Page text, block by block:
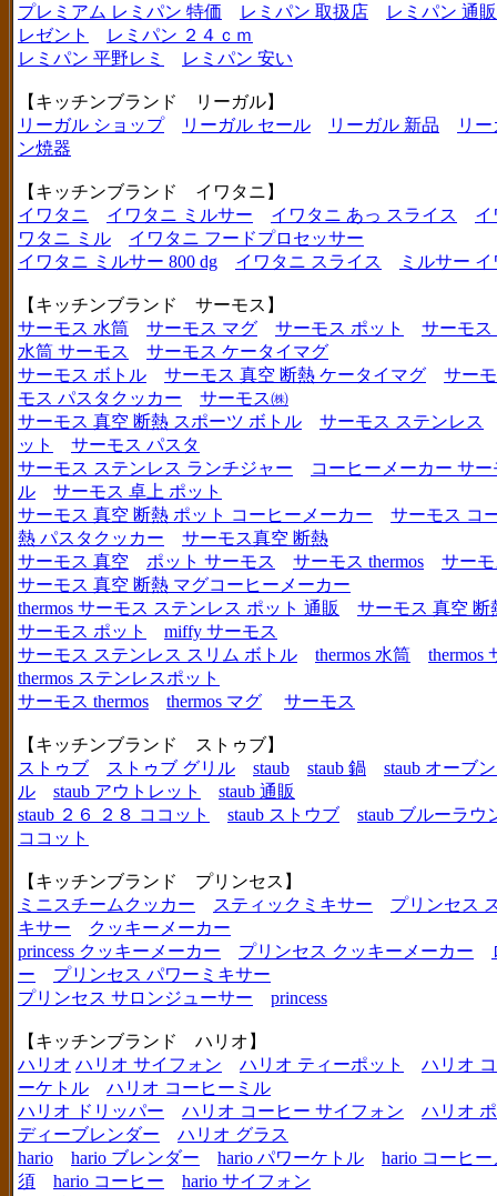
プレミアム レミパン 特価 レミパン 取扱店
レミパン 通販
レゼント
レミパン ２４ｃｍ
レミパン 平野レミ
レミパン 安い
【キッチンブランド リーガル】
リーガル ショップ
リーガル セール リーガル 新品
リ
ン焼器
【キッチンブランド イワタニ】
イワタニ
イワタニ ミルサー イワタニ あっ スライス
イ
ワタニ ミル
イワタニ フードプロセッサー
イワタニ ミルサー 800 dg
イワタニ スライス ミルサー
【キッチンブランド サーモス】
サーモス 水筒
サーモス マグ サーモス ポット
サーモス
水筒 サーモス
サーモス ケータイマグ
サーモス ボトル
サーモス 真空 断熱 ケータイマグ
サー
モス パスタクッカー
サーモス㈱
サーモス 真空 断熱 スポーツ ボトル
サーモス ステンレス
ット
サーモス パスタ
サーモス ステンレス ランチジャー
コーヒーメーカー サー
ル
サーモス 卓上 ポット
サーモス 真空 断熱 ポット コーヒーメーカー
サーモス コ
熱 パスタクッカー
サーモス真空 断熱
サーモス 真空
ポット サーモス サーモス thermos
サー
サーモス 真空 断熱 マグコーヒーメーカー
thermos サーモス ステンレス ポット 通販
サーモス 真空 断
サーモス ポット
miffy サーモス
サーモス ステンレス スリム ボトル
thermos 水筒
thermos
thermos ステンレスポット
サーモス thermos
thermos マグ サーモス
【キッチンブランド ストゥブ】
ストゥブ
ストゥブ グリル staub staub 鍋
staub オーブ
ル
staub アウトレット
staub 通販
staub ２６ ２８ ココット
staub ストウブ
staub ブルーラウ
ココット
【キッチンブランド プリンセス】
ミニスチームクッカー
スティックミキサー
プリンセス
キサー
クッキーメーカー
princess クッキーメーカー
プリンセス クッキーメーカー
ー
プリンセス パワーミキサー
プリンセス サロンジューサー
princess
【キッチンブランド ハリオ】
ハリオ ハリオ サイフォン ハリオ ティーポット
ハリオ
ーケトル
ハリオ コーヒーミル
ハリオ ドリッパー
ハリオ コーヒー サイフォン
ハリオ
ディーブレンダー
ハリオ グラス
hario
hario ブレンダー hario パワーケトル
hario コーヒ
須
hario コーヒー
hario サイフォン